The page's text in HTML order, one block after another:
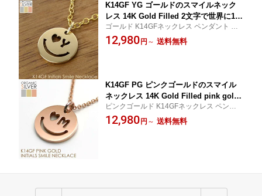
K14GF YG ゴールドのスマイルネック
レス 14K Gold Filled 2文字で世界に1つ
イニシャルネックレス 母の日/誕生日/出
産のギフト 卒業式/入学式/結婚式に! レ
ゴールド K14GFネックレス ペンダント ニ
コちゃん 笑顔 自分ギフト ジャケット シャ
ツ Tシャツ ギフト 日本製 母の日
12,980 円 ～ 送料無料
K14GF PG ピンクゴールドのスマイル
ネックレス 14K Gold Filled pink gold
2文字 世界にひとつ イニシャルネックレ
ス ギフト 母 誕生日 出産 卒業 入学 レデ
ピンクゴールド K14GFネックレス ペンダン
ト ニコちゃん 笑顔 自分ギフト ジャケット
シャツ Tシャツ ギフト 日本製 母の日
12,980 円 ～ 送料無料